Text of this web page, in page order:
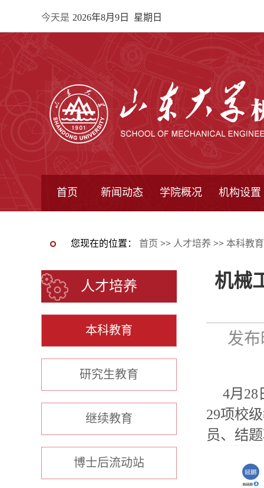
今天是 2026年8月9日 星期日
首页 新闻动态 学院概况 机构设置
您现在的位置： 首页 >> 人才培养 >> 本科教育
人才培养
本科教育
研究生教育
继续教育
博士后流动站
机械
发
4月 28
29项校
员、结